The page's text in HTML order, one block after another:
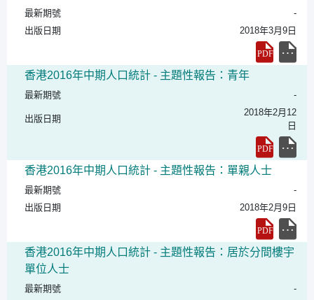
最新期號
-
出版日期
2018年3月9日
香港2016年中期人口統計 - 主題性報告：青年
最新期號 -
出版日期
2018年2月12
日
香港2016年中期人口統計 - 主題性報告：單親人士
最新期號
-
出版日期
2018年2月9日
香港2016年中期人口統計 - 主題性報告：居於分間樓宇
單位人士
最新期號 -